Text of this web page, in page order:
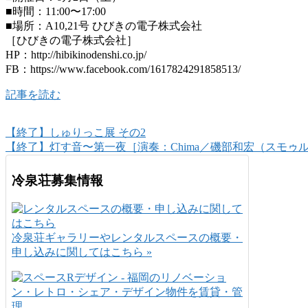
■時間：11:00〜17:00
■場所：A10,21号 ひびきの電子株式会社
［ひびきの電子株式会社］
HP：http://hibikinodenshi.co.jp/
FB：https://www.facebook.com/1617824291858513/
記事を読む
【終了】しゅりっこ展 その2
【終了】灯す音〜第一夜［演奏：Chima／磯部和宏（スモゥ
冷泉荘募集情報
冷泉荘ギャラリーやレンタルスペースの概要・
申し込みに関してはこちら »